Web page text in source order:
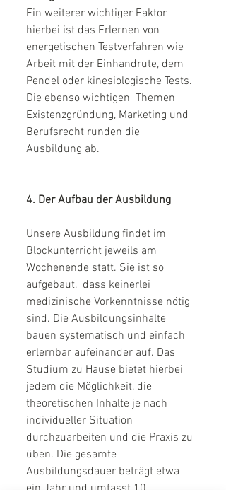
Ein weiterer wichtiger Faktor
hierbei ist das Erlernen von
energetischen Testverfahren wie
Arbeit mit der Einhandrute, dem
Pendel oder kinesiologische Tests.
Die ebenso wichtigen  Themen
Existenzgründung, Marketing und
Berufsrecht runden die
Ausbildung ab.
4. Der Aufbau der Ausbildung
Unsere Ausbildung findet im
Blockunterricht jeweils am
Wochenende statt. Sie ist so
aufgebaut,  dass keinerlei
medizinische Vorkenntnisse nötig
sind. Die Ausbildungsinhalte
bauen systematisch und einfach
erlernbar aufeinander auf. Das
Studium zu Hause bietet hierbei
jedem die Möglichkeit, die
theoretischen Inhalte je nach
individueller Situation
durchzuarbeiten und die Praxis zu
üben. Die gesamte
Ausbildungsdauer beträgt etwa